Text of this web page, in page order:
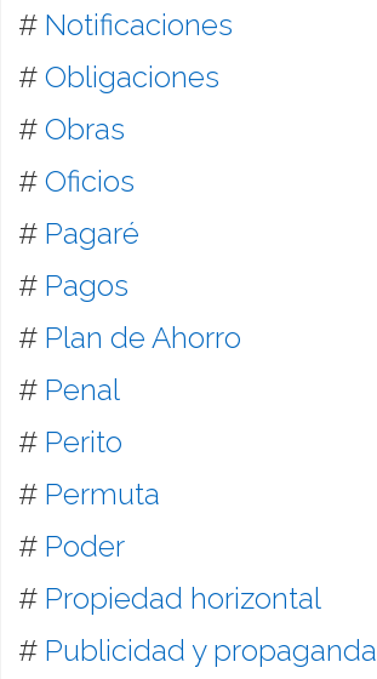
# Notificaciones
# Obligaciones
# Obras
# Oficios
# Pagaré
# Pagos
# Plan de Ahorro
# Penal
# Perito
# Permuta
# Poder
# Propiedad horizontal
# Publicidad y propaganda